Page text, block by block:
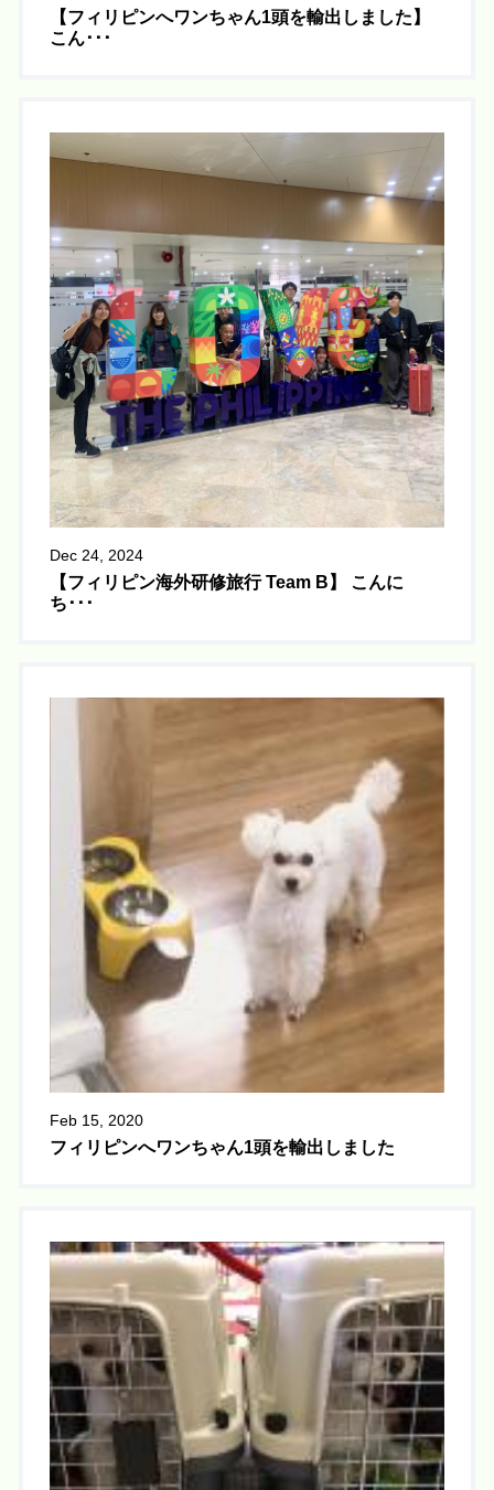
【フィリピンへワンちゃん1頭を輸出しました】
こん･･･
Dec 24, 2024
【フィリピン海外研修旅行 Team B】 こんに
ち･･･
Feb 15, 2020
フィリピンへワンちゃん1頭を輸出しました